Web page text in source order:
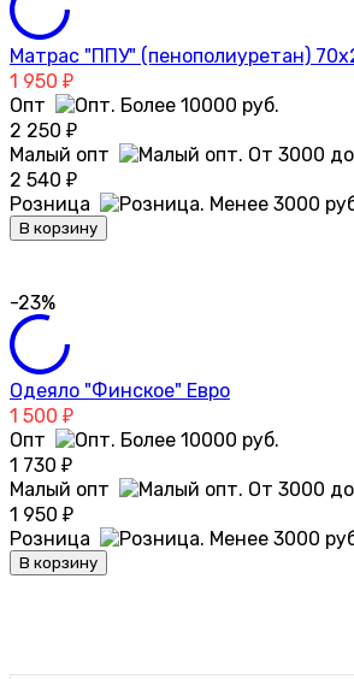
Матрас "ППУ" (пенополиуретан)
1 950 ₽
Опт
2 250 ₽
Малый опт
2 540 ₽
Розница
В корзину
-23%
Одеяло "Финское" Евро
1 500 ₽
Опт
1 730 ₽
Малый опт
1 950 ₽
Розница
В корзину